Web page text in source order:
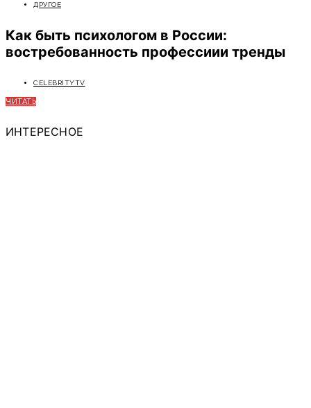
ДРУГОЕ
Как быть психологом в России:
востребованность профессиии тренды
CELEBRITYTV
ЧИТАТЬ
ИНТЕРЕСНОЕ